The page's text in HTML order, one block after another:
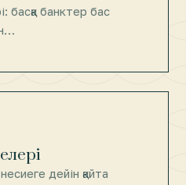
басқа банктер бас
дейін қайта